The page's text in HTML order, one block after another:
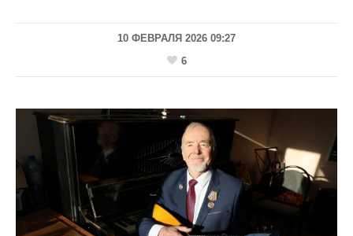
10 ФЕВРАЛЯ 2026 09:27
6